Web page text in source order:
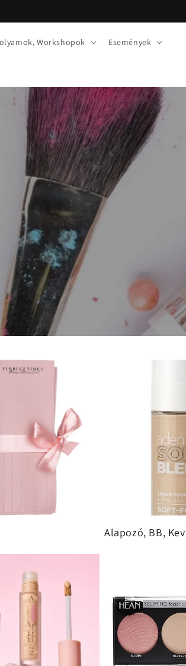
Workshopok Események
Alapozó, BB,